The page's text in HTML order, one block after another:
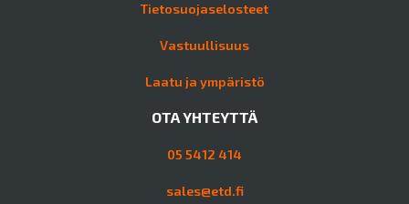
Tietosuojaselosteet
Vastuullisuus
Laatu ja ympäristö
OTA YHTEYTTÄ
05 5412 414
sales@etd.fi